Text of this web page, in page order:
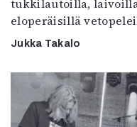
tukkilautoilla,
eloperäisillä
Jukka Takalo